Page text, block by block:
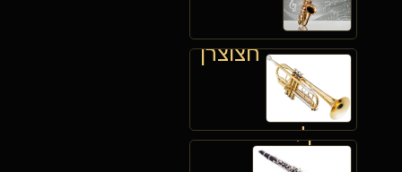
חצוצרן
לאירועים
קלרנטיסט